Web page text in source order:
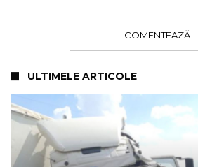
COMENTEAZĂ
ULTIMELE ARTICOLE